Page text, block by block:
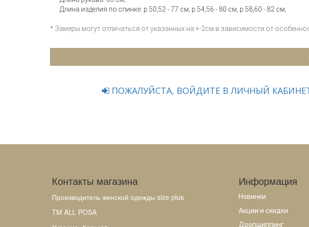
Длина изделия по спинке: р.50,52 - 77 см; р.54,56 - 80 см, р.58,60 - 82 см;
* Замеры могут отличаться от указанных на +-2см в зависимости от
ПОЖАЛУЙСТА, ВОЙДИТЕ В ЛИЧНЫЙ
Контакты магазина
Производитель женской одежды size plus
TM ALL POSA
Информация
Новинки
Акции и скидки
Дропшиппинг